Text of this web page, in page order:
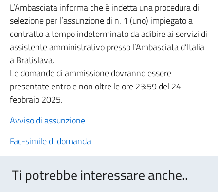
L’Ambasciata informa che è indetta una procedura di
selezione per l’assunzione di n. 1 (uno) impiegato a
contratto a tempo indeterminato da adibire ai servizi di
assistente amministrativo presso l’Ambasciata d’Italia
a Bratislava.
Le domande di ammissione dovranno essere
presentate entro e non oltre le ore 23:59 del 24
febbraio 2025.
Avviso di assunzione
Fac-simile di domanda
Ti potrebbe interessare anche..